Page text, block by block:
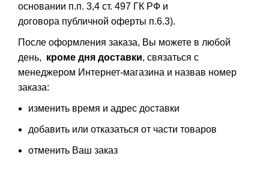
основании п.п. 3,4 ст. 497 ГК РФ и
договора публичной оферты п.6.3).
После оформления заказа, Вы можете в любой
день, кроме дня доставки, связаться с
менеджером Интернет-магазина и назвав номер
заказа:
изменить время и адрес доставки
добавить или отказаться от части товаров
отменить Ваш заказ